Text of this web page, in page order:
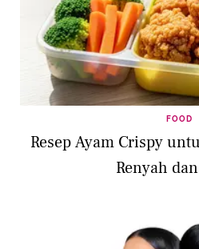
FOOD
Resep Ayam Crispy
Renyah